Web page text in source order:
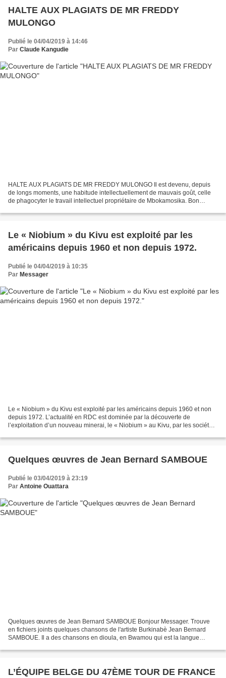
HALTE AUX PLAGIATS DE MR FREDDY
MULONGO
Publié le 04/04/2019 à 14:46
Par Claude Kangudie
HALTE AUX PLAGIATS DE MR FREDDY MULONGO Il est devenu, depuis
de longs moments, une habitude intellectuellement de mauvais goût, celle
de phagocyter le travail intellectuel propriétaire de Mbokamosika. Bon
Le « Niobium » du Kivu est exploité par les
américains depuis 1960 et non depuis 1972.
Publié le 04/04/2019 à 10:35
Par Messager
Le « Niobium » du Kivu est exploité par les américains depuis 1960 et non
depuis 1972. L’actualité en RDC est dominée par la découverte de
l’exploitation d’un nouveau minerai, le « Niobium » au Kivu, par les sociétés
Quelques œuvres de Jean Bernard SAMBOUE
Publié le 03/04/2019 à 23:19
Par Antoine Ouattara
Quelques œuvres de Jean Bernard SAMBOUE Bonjour Messager. Trouve
en fichiers joints quelques chansons de l'artiste Burkinabè Jean Bernard
SAMBOUE. Il a des chansons en dioula, en Bwamou qui est la langue
L’ÉQUIPE BELGE DU 47ÈME TOUR DE FRANCE